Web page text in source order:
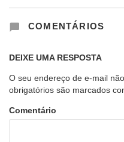
COMENTÁRIOS
DEIXE UMA RESPOSTA
O seu endereço de e-mail
obrigatórios são marcados
Comentário